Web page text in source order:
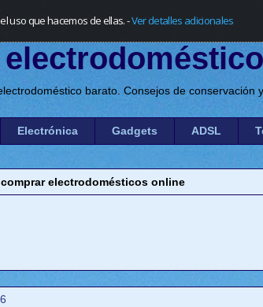
uso que hacemos de ellas.-Ver detalles adicionales
barato. Consejos de
Electrónica Gadgets ADSL
electrodomésticos online